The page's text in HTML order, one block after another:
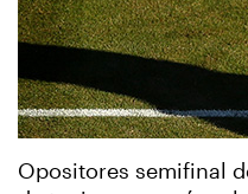
Opositores semifinal